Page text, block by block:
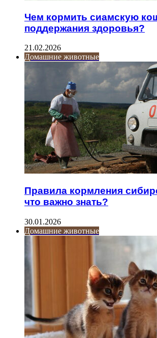
Чем кормить сиамскую
поддержания здоровья?
21.02.2026
Домашние животные
Правила кормления
что важно знать?
30.01.2026
Домашние животные